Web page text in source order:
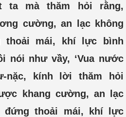
ta mà thăm hỏi rằng,
cường, an lạc không
thoải mái, khí lực bình
nói như vầy, ‘Vua nước
nặc, kính lời thăm hỏi
khang cường, an lạc
đứng thoải mái, khí lực